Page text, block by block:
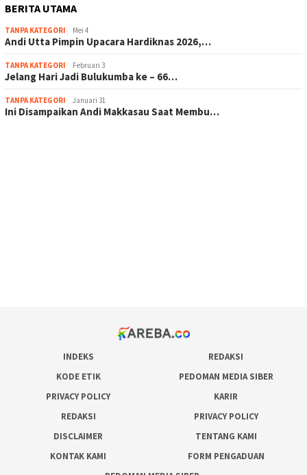
BERITA UTAMA
TANPA KATEGORI Mei 4
Andi Utta Pimpin Upacara Hardiknas 2026,…
TANPA KATEGORI Februari 3
Jelang Hari Jadi Bulukumba ke – 66…
TANPA KATEGORI Januari 31
Ini Disampaikan Andi Makkasau Saat Membu…
INDEKS
REDAKSI
KODE ETIK
PEDOMAN MEDIA SIBER
PRIVACY POLICY
KARIR
REDAKSI
PRIVACY POLICY
DISCLAIMER
TENTANG KAMI
KONTAK KAMI
FORM PENGADUAN